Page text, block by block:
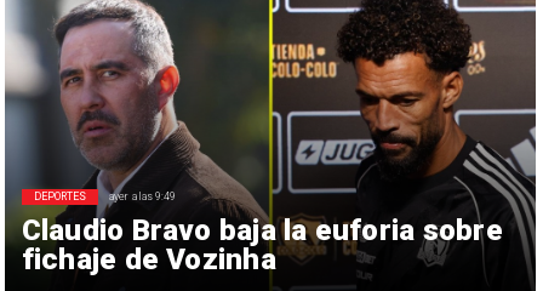
Claudio Bravo baja la euforia sobre
fichaje de Vozinha
DEPORTES ayer a las 9:49